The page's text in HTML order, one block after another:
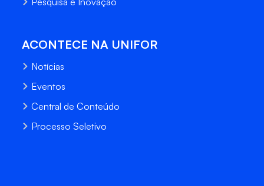
ACONTECE NA UNIFOR
Notícias
Eventos
Central de Conteúdo
Processo Seletivo